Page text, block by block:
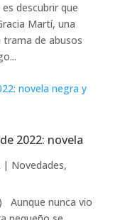
descubrir que
Martí, una
de abusos
2022: novela
| Novedades,
nunca vio